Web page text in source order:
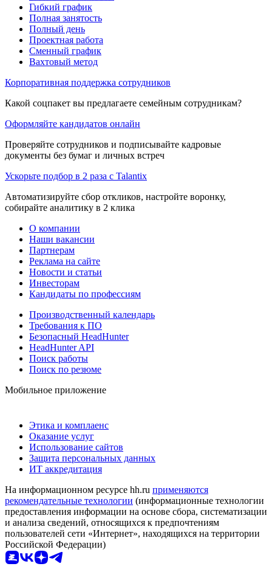
Гибкий график
Полная занятость
Полный день
Проектная работа
Сменный график
Вахтовый метод
Корпоративная поддержка сотрудников
Какой соцпакет вы предлагаете семейным сотрудникам?
Оформляйте кандидатов онлайн
Проверяйте сотрудников и подписывайте кадровые
документы без бумаг и личных встреч
Ускорьте подбор в 2 раза с Talantix
Автоматизируйте сбор откликов, настройте воронку,
собирайте аналитику в 2 клика
О компании
Наши вакансии
Партнерам
Реклама на сайте
Новости и статьи
Инвесторам
Кандидаты по профессиям
Производственный календарь
Требования к ПО
Безопасный HeadHunter
HeadHunter API
Поиск работы
Поиск по резюме
Мобильное приложение
Этика и комплаенс
Оказание услуг
Использование сайтов
Защита персональных данных
ИТ аккредитация
На информационном ресурсе hh.ru применяются
рекомендательные технологии (информационные технологии
предоставления информации на основе сбора, систематизации
и анализа сведений, относящихся к предпочтениям
пользователей сети «Интернет», находящихся на территории
Российской Федерации)